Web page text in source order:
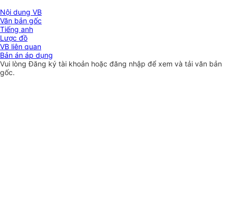
Nội dung VB
Văn bản gốc
Tiếng anh
Lược đồ
VB liên quan
Bản án áp dụng
Vui lòngĐăng ký tài khoản hoặc đăng nhập để xem và tải văn bản
gốc.